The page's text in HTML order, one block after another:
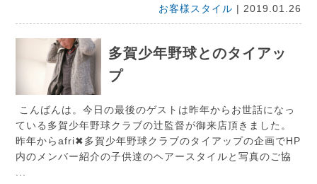
お客様スタイル | 2019.01.26
多賀少年野球とのタイアッ
プ
こんばんは。今日の最後のゲストは昨年からお世話になっ
ている多賀少年野球クラブの辻監督が御来店頂きました。
昨年からafri✖︎多賀少年野球クラブのタイアップの企画でHP
内のメンバー紹介の子供達のヘアースタイルと写真のご協